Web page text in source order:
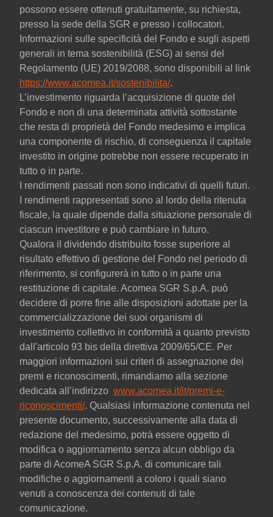
possono essere ottenuti gratuitamente, su richiesta,
presso la sede della SGR e presso i collocatori.
Informazioni sulle specificità del Fondo e sugli aspetti
generali in tema sostenibilità (ESG) ai sensi del
Regolamento (UE) 2019/2088, sono disponibili al link
https://www.acomea.it/sostenibilita/.
L’investimento riguarda l’acquisizione di quote del
Fondo e non di una determinata attività sottostante
che resta di proprietà del Fondo medesimo e implica
una componente di rischio, di conseguenza il capitale
investito in origine potrebbe non essere recuperato in
tutto o in parte.
I rendimenti passati non sono indicativi di quelli futuri.
I rendimenti rappresentati sono al lordo della ritenuta
fiscale, la quale dipende dalla situazione personale di
ciascun investitore e può cambiare in futuro.
Qualora il dividendo distribuito fosse superiore al
risultato effettivo di gestione del Fondo nel periodo di
riferimento, si configurerà in tutto o in parte una
restituzione di capitale. Acomea SGR S.p.A. può
decidere di porre fine alle disposizioni adottate per la
commercializzazione dei suoi organismi di
investimento collettivo in conformità a quanto previsto
dall'articolo 93 bis della direttiva 2009/65/CE. Per
maggiori informazioni sui criteri di assegnazione dei
premi e riconoscimenti, rimandiamo alla sezione
dedicata all’indirizzo www.acomea.it/it/premi-e-
riconoscimenti/. Qualsiasi informazione contenuta nel
presente documento, successivamente alla data di
redazione del medesimo, potrà essere oggetto di
modifica o aggiornamento senza alcun obbligo da
parte di AcomeA SGR S.p.A. di comunicare tali
modifiche o aggiornamenti a coloro i quali siano
venuti a conoscenza dei contenuti di tale
comunicazione.